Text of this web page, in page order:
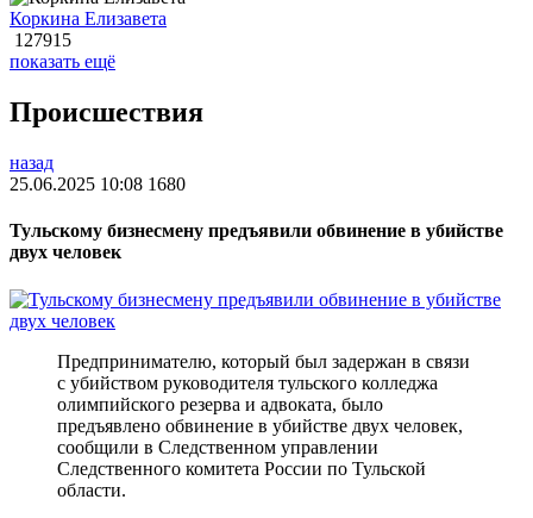
Коркина Елизавета
127915
показать ещё
Происшествия
назад
25.06.2025 10:08 1680
Тульскому бизнесмену предъявили обвинение в убийстве
двух человек
Предпринимателю, который был задержан в связи
с убийством руководителя тульского колледжа
олимпийского резерва и адвоката, было
предъявлено обвинение в убийстве двух человек,
сообщили в Следственном управлении
Следственного комитета России по Тульской
области.